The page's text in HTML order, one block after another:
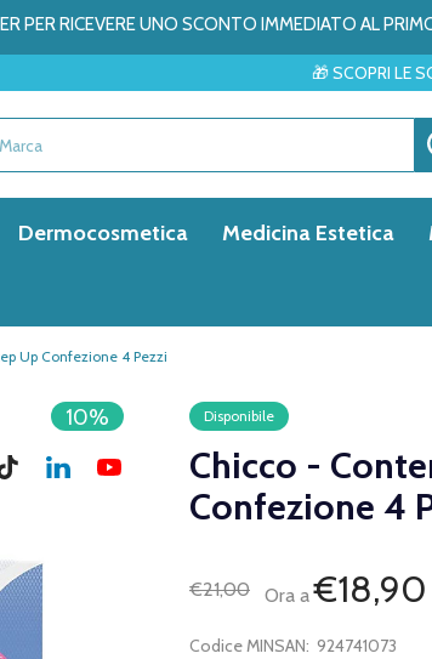
PER RICEVERE UNO SCONTO IMMEDIATO AL
🎁 SCOPRI LE SORPRESE DEL
Dermocosmetica Medicina Estetica
Up Confezione 4 Pezzi
Disponibile
Chicco -
Confezione 4
€21,00 Ora a€18,90
10%
Codice MINSAN: 924741073